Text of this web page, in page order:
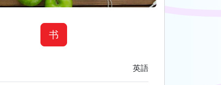
书
英語